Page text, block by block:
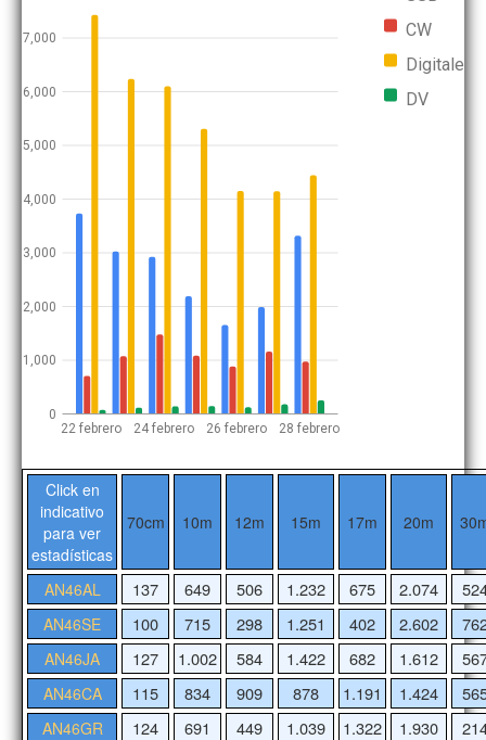
CW
Digitales
DV
22 febrero 24 febrero 26 febrero 28 febrero
0
1,000
2,000
3,000
4,000
5,000
6,000
7,000
Click en
indicativo
para ver
estadísticas
70cm 10m 12m 15m 17m 20m
AN46AL 137 649 506 1.232 675 2.074
AN46SE 100 715 298 1.251 402 2.602
AN46JA 127 1.002 584 1.422 682 1.612
AN46CA 115 834 909 878 1.191 1.424
AN46GR 124 691 449 1.039 1.322 1.930